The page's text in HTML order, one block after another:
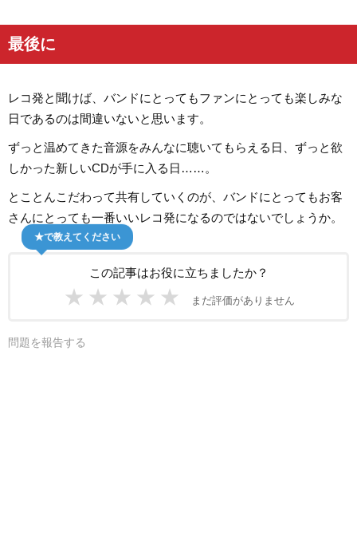
最後に
レコ発と聞けば、バンドにとってもファンにとっても楽しみな
日であるのは間違いないと思います。
ずっと温めてきた音源をみんなに聴いてもらえる日、ずっと欲
しかった新しいCDが手に入る日……。
とことんこだわって共有していくのが、バンドにとってもお客
さんにとっても一番いいレコ発になるのではないでしょうか。
この記事はお役に立ちましたか？
★ ★ ★ ★ ★ まだ評価がありません
★で教えてください
問題を報告する